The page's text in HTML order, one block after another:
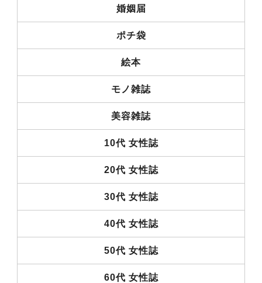
婚姻届
ポチ袋
絵本
モノ雑誌
美容雑誌
10代 女性誌
20代 女性誌
30代 女性誌
40代 女性誌
50代 女性誌
60代 女性誌